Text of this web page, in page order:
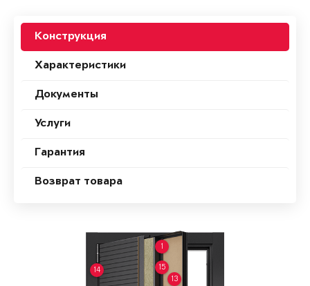
Конструкция
Характеристики
Документы
Услуги
Гарантия
Возврат товара
1
13
14 15